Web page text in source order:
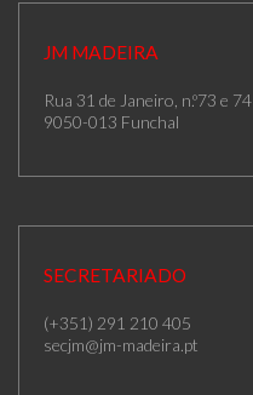
JM MADEIRA
Rua 31 de Janeiro, n.º73 e 74
9050-013 Funchal
SECRETARIADO
(+351) 291 210 405
secjm@jm-madeira.pt